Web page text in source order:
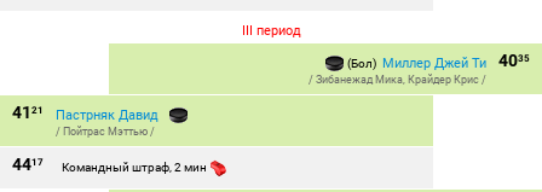
III период
4035
(Бол) Миллер Джей Ти
/ Зибанежад Мика, Крайдер Крис /
41 21 Пастрняк Давид
/ Пойтрас Мэттью /
4417 Командный штраф, 2 мин